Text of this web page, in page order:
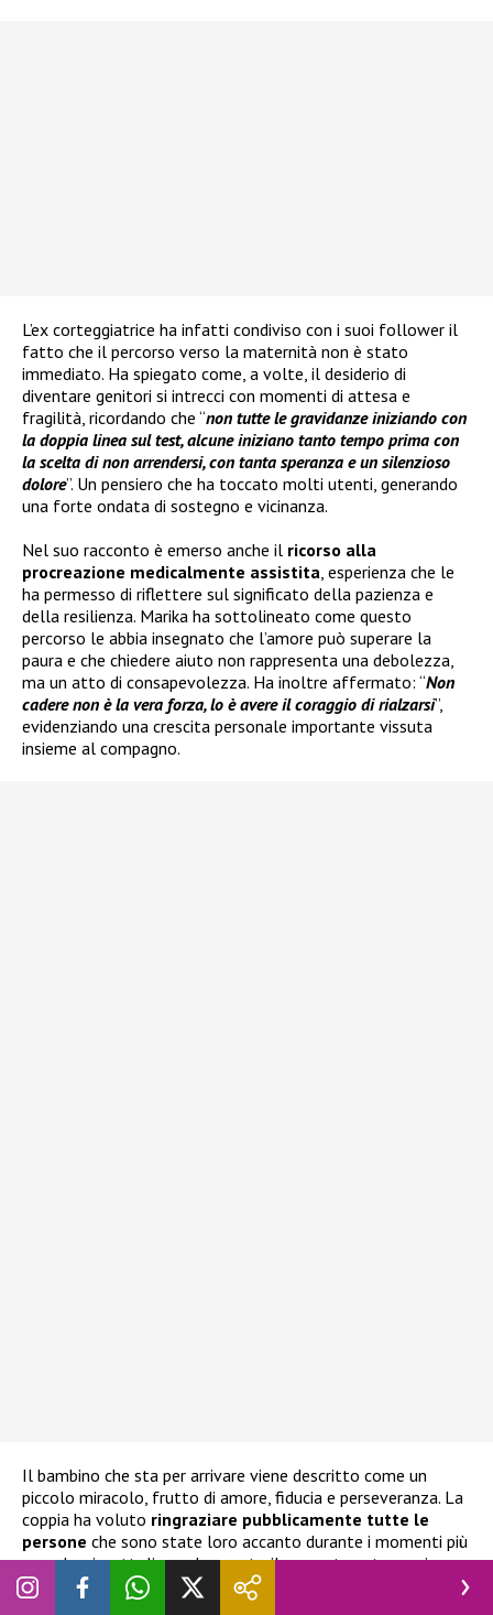
L’ex corteggiatrice ha infatti condiviso con i suoi follower il
fatto che il percorso verso la maternità non è stato
immediato. Ha spiegato come, a volte, il desiderio di
diventare genitori si intrecci con momenti di attesa e
fragilità, ricordando che “non tutte le gravidanze iniziando con
la doppia linea sul test, alcune iniziano tanto tempo prima con
la scelta di non arrendersi, con tanta speranza e un silenzioso
dolore”. Un pensiero che ha toccato molti utenti, generando
una forte ondata di sostegno e vicinanza.
Nel suo racconto è emerso anche il ricorso alla
procreazione medicalmente assistita , esperienza che le
ha permesso di riflettere sul significato della pazienza e
della resilienza. Marika ha sottolineato come questo
percorso le abbia insegnato che l’amore può superare la
paura e che chiedere aiuto non rappresenta una debolezza,
ma un atto di consapevolezza. Ha inoltre affermato: “Non
cadere non è la vera forza, lo è avere il coraggio di rialzarsi”,
evidenziando una crescita personale importante vissuta
insieme al compagno.
Il bambino che sta per arrivare viene descritto come un
piccolo miracolo, frutto di amore, fiducia e perseveranza. La
coppia ha voluto ringraziare pubblicamente tutte le
persone che sono state loro accanto durante i momenti più
complessi, sottolineando quanto il supporto esterno sia
stato fondamentale. Nel frattempo, anche diversi volti noti
del mondo dello spettacolo e dei social hanno voluto